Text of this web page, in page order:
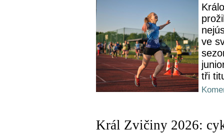
ve
tři
Král Zvičiny 2026: